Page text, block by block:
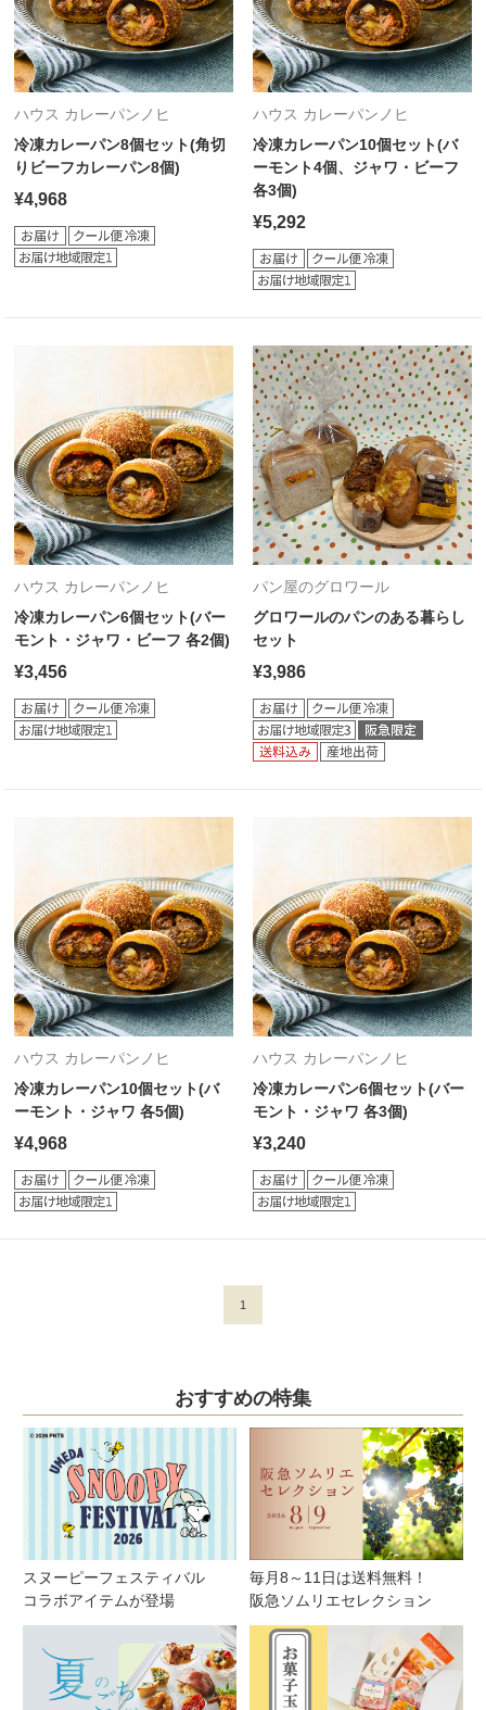
ハウス カレーパンノヒ
冷凍カレーパン8個セット(角切
りビーフカレーパン8個)
¥4,968
ハウス カレーパンノヒ
冷凍カレーパン10個セット(バ
ーモント4個、ジャワ・ビーフ
各3個)
¥5,292
ハウス カレーパンノヒ
冷凍カレーパン6個セット(バー
モント・ジャワ・ビーフ 各2個)
¥3,456
パン屋のグロワール
グロワールのパンのある暮らし
セット
¥3,986
ハウス カレーパンノヒ
冷凍カレーパン10個セット(バ
ーモント・ジャワ 各5個)
¥4,968
ハウス カレーパンノヒ
冷凍カレーパン6個セット(バー
モント・ジャワ 各3個)
¥3,240
1
おすすめの特集
スヌーピーフェスティバル
コラボアイテムが登場
毎月8～11日は送料無料！
阪急ソムリエセレクション